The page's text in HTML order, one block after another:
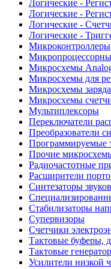
Логические -
Логические -
Логические -
Логические -
Микроконтроллеры
Микросхемы
Микросхемы для
Микросхемы
Микросхемы
Мультиплексоры
Переключатели
Преобразователи
Программируемые
Прочие
Радиочастотные
Расширители
Синтезаторы
Стабилизаторы
Супервизоры
Счетчики
Тактовые буферы,
Тактовые
Усилители низкой